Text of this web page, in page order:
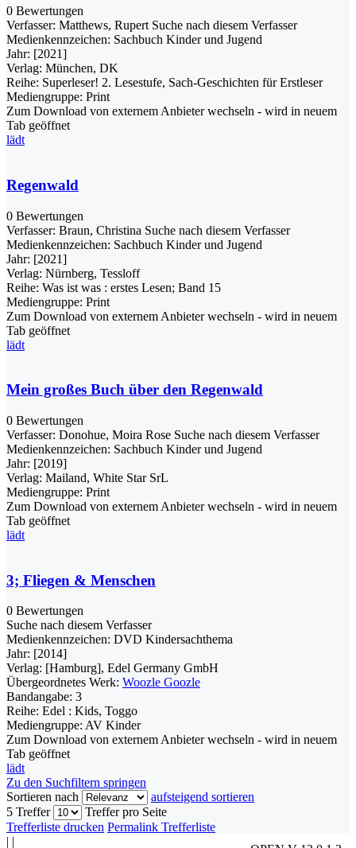
0 Bewertungen
Verfasser: Matthews, Rupert Suche nach diesem Verfasser
Medienkennzeichen: Sachbuch Kinder und Jugend
Jahr: [2021]
Verlag: München, DK
Reihe: Superleser! 2. Lesestufe, Sach-Geschichten für Erstleser
Mediengruppe: Print
Zum Download von externem Anbieter wechseln - wird in neuem
Tab geöffnet
lädt
Regenwald
0 Bewertungen
Verfasser: Braun, Christina Suche nach diesem Verfasser
Medienkennzeichen: Sachbuch Kinder und Jugend
Jahr: [2021]
Verlag: Nürnberg, Tessloff
Reihe: Was ist was : erstes Lesen; Band 15
Mediengruppe: Print
Zum Download von externem Anbieter wechseln - wird in neuem
Tab geöffnet
lädt
Mein großes Buch über den Regenwald
0 Bewertungen
Verfasser: Donohue, Moira Rose Suche nach diesem Verfasser
Medienkennzeichen: Sachbuch Kinder und Jugend
Jahr: [2019]
Verlag: Mailand, White Star SrL
Mediengruppe: Print
Zum Download von externem Anbieter wechseln - wird in neuem
Tab geöffnet
lädt
3; Fliegen & Menschen
0 Bewertungen
Suche nach diesem Verfasser
Medienkennzeichen: DVD Kindersachthema
Jahr: [2014]
Verlag: [Hamburg], Edel Germany GmbH
Übergeordnetes Werk: Woozle Goozle
Bandangabe: 3
Reihe: Edel : Kids, Toggo
Mediengruppe: AV Kinder
Zum Download von externem Anbieter wechseln - wird in neuem
Tab geöffnet
lädt
Zu den Suchfiltern springen
Sortieren nach
aufsteigend sortieren
5 Treffer
Treffer pro Seite
Trefferliste drucken Permalink Trefferliste